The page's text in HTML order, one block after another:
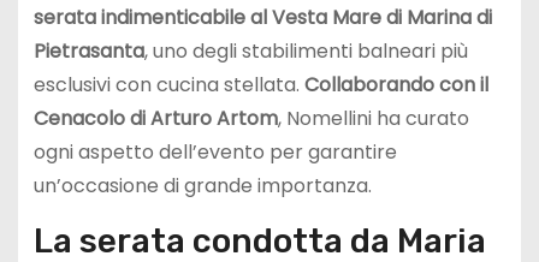
serata indimenticabile al Vesta Mare di Marina di
Pietrasanta, uno degli stabilimenti balneari più
esclusivi con cucina stellata. Collaborando con il
Cenacolo di Arturo Artom, Nomellini ha curato
ogni aspetto dell’evento per garantire
un’occasione di grande importanza.
La serata condotta da Maria